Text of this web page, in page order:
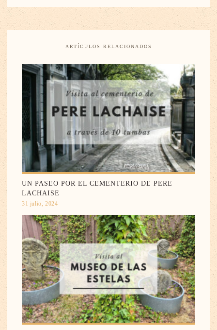
ARTÍCULOS RELACIONADOS
UN PASEO POR EL CEMENTERIO DE PERE
LACHAISE
31 julio, 2024